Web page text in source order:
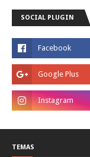
SOCIAL PLUGIN
TEMAS